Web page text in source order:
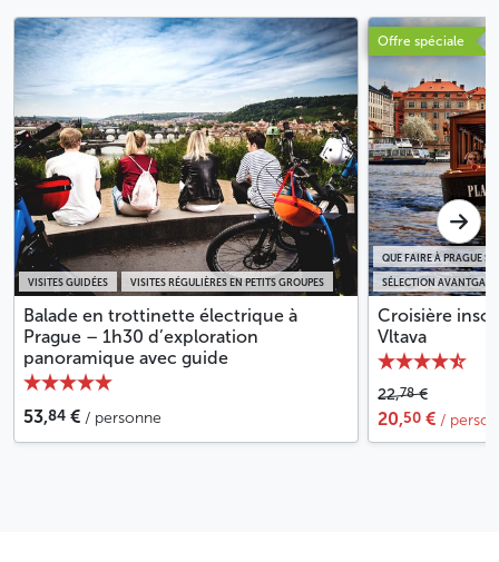
VISITES GUIDÉES VISITES RÉGULIÈRES EN PETITS GROUPES
Balade en trottinette électrique à
Prague – 1h30 d’exploration
panoramique avec guide
53,84 € / personne
Offre spéciale
SÉLECTION
QUE FAIRE À PRAGUE
Croisière
Vltava
22,78€
20,50 € /